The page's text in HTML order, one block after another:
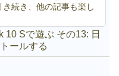
続き、他の記事も楽し
10 Sで遊ぶ その13: 日
ールする